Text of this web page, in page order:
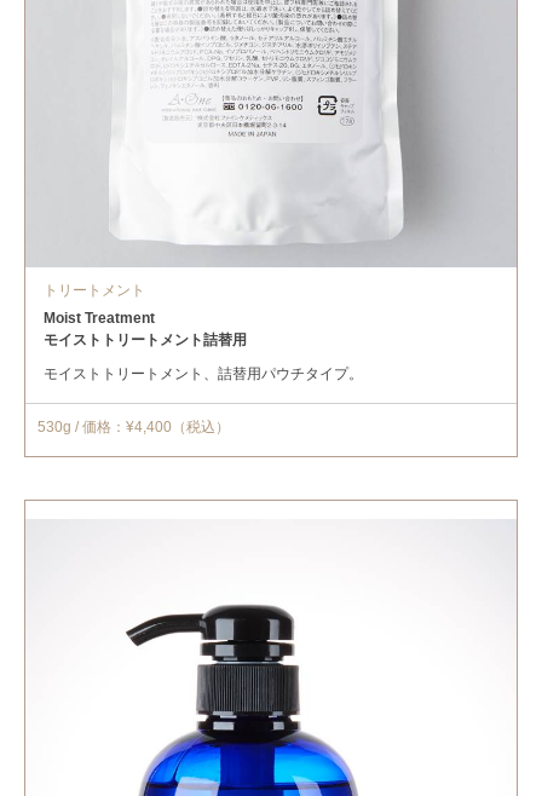
トリートメント
Moist Treatment
モイストトリートメント詰替用
モイストトリートメント、詰替用パウチタイプ。
530g / 価格：¥4,400（税込）